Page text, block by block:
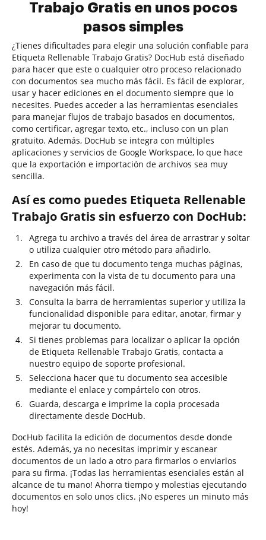
Trabajo Gratis en unos pocos
pasos simples
¿Tienes dificultades para elegir una solución confiable para
Etiqueta Rellenable Trabajo Gratis? DocHub está diseñado
para hacer que este o cualquier otro proceso relacionado
con documentos sea mucho más fácil. Es fácil de explorar,
usar y hacer ediciones en el documento siempre que lo
necesites. Puedes acceder a las herramientas esenciales
para manejar flujos de trabajo basados en documentos,
como certificar, agregar texto, etc., incluso con un plan
gratuito. Además, DocHub se integra con múltiples
aplicaciones y servicios de Google Workspace, lo que hace
que la exportación e importación de archivos sea muy
sencilla.
Así es como puedes Etiqueta Rellenable
Trabajo Gratis sin esfuerzo con DocHub:
Agrega tu archivo a través del área de arrastrar y soltar
o utiliza cualquier otro método para añadirlo.
En caso de que tu documento tenga muchas páginas,
experimenta con la vista de tu documento para una
navegación más fácil.
Consulta la barra de herramientas superior y utiliza la
funcionalidad disponible para editar, anotar, firmar y
mejorar tu documento.
Si tienes problemas para localizar o aplicar la opción
de Etiqueta Rellenable Trabajo Gratis, contacta a
nuestro equipo de soporte profesional.
Selecciona hacer que tu documento sea accesible
mediante el enlace y compártelo con otros.
Guarda, descarga e imprime la copia procesada
directamente desde DocHub.
DocHub facilita la edición de documentos desde donde
estés. Además, ya no necesitas imprimir y escanear
documentos de un lado a otro para firmarlos o enviarlos
para su firma. ¡Todas las herramientas esenciales están al
alcance de tu mano! Ahorra tiempo y molestias ejecutando
documentos en solo unos clics. ¡No esperes un minuto más
hoy!